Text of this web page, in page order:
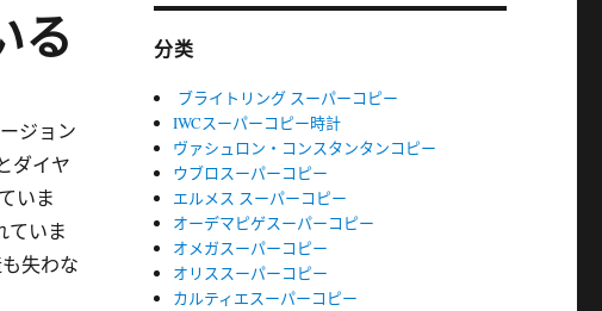
る
ジョン
ダイヤ
いま
ていま
失わな
分类
ブライトリング スーパーコピー
IWCスーパーコピー時計
ヴァシュロン・コンスタンタンコピー
ウブロスーパーコピー
エルメス スーパーコピー
オーデマピゲスーパーコピー
オメガスーパーコピー
オリススーパーコピー
カルティエスーパーコピー